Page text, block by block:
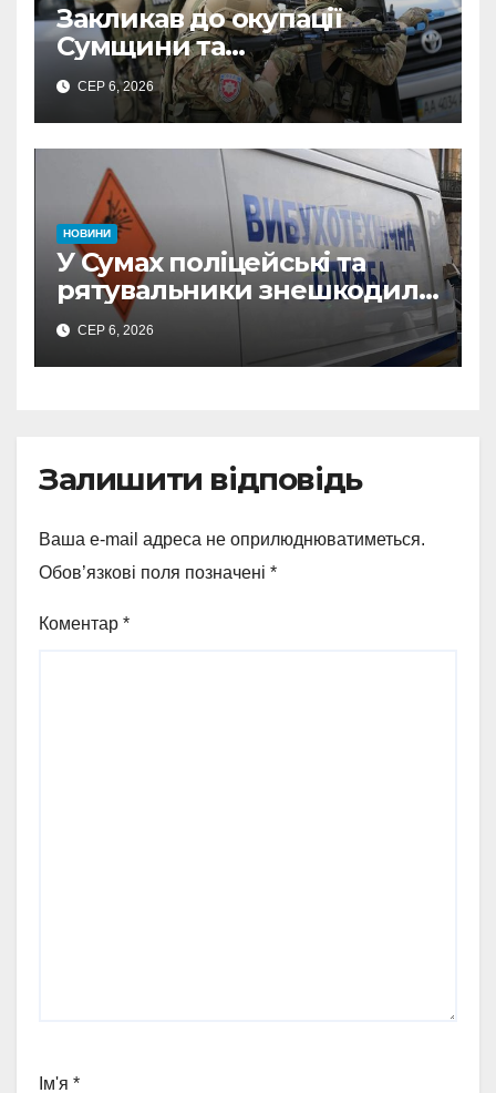
Закликав до окупації
Сумщини та
виправдовував обстріли:
СБУ викрила
прокремлівського агітатора
з Охтирки
СЕР 6, 2026
НОВИНИ
У Сумах поліцейські та
рятувальники знешкодили
500-кілограмову авіабомбу
росіян
СЕР 6, 2026
Залишити відповідь
Ваша e-mail адреса не оприлюднюватиметься.
Обов’язкові поля позначені *
Коментар *
Ім'я *